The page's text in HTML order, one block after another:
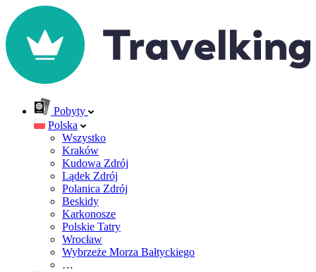
Pobyty
Polska
Wszystko
Kraków
Kudowa Zdrój
Lądek Zdrój
Polanica Zdrój
Beskidy
Karkonosze
Polskie Tatry
Wrocław
Wybrzeże Morza Bałtyckiego
…